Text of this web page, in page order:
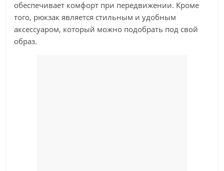
обеспечивает комфорт при передвижении. Кроме
того, рюкзак является стильным и удобным
аксессуаром, который можно подобрать под свой
образ.